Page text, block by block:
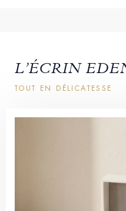
L’ÉCRIN
TOUT EN DÉLICATESSE